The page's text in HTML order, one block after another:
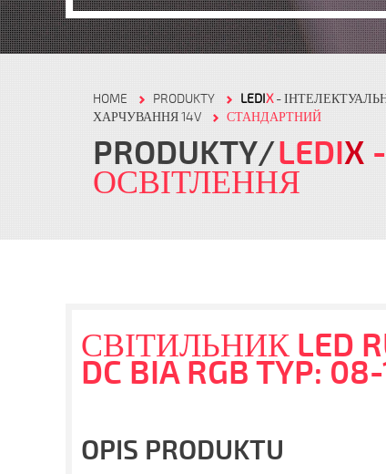
HOME PRODUKTY LEDIX-
ХАРЧУВАННЯ 14V
СТАНДАРТНИЙ
PRODUKTY LEDIX
ОСВІТЛЕННЯ
СВІТИЛЬНИК LED
DC BIA RGB TYP:
OPIS PRODUKTU